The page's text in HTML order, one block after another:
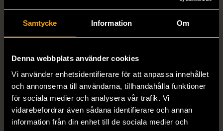
Samtycke Information Om
Denna webbplats använder cookies
Vi använder enhetsidentifierare för att anpassa innehållet
och annonserna till användarna, tillhandahålla funktioner
för sociala medier och analysera vår trafik. Vi
vidarebefordrar även sådana identifierare och annan
information från din enhet till de sociala medier och
FRÅN SAMMA VARUMÄRKE
Hitta produkter från samma varumärke